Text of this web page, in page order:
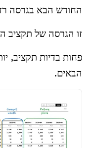
החודש הבא בגרסה
זו הגרסה של תקציב
פחות בדיות תקציב,
הבאים.